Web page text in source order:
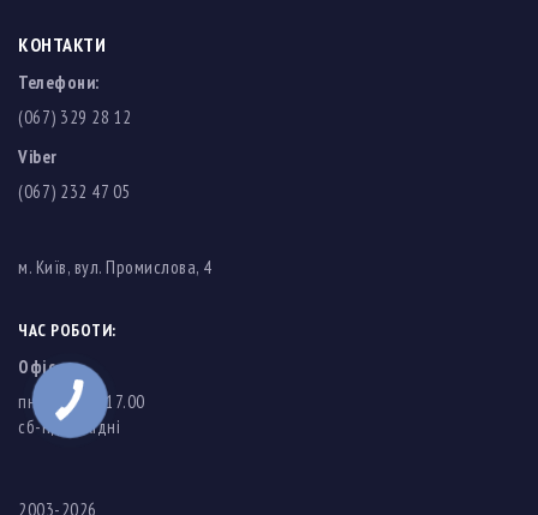
КОНТАКТИ
Телефони:
(067) 329 28 12
Viber
(067) 232 47 05
м. Київ, вул. Промислова, 4
ЧАС РОБОТИ:
Офіс
пн-пт: 8.00-17.00
cб-нд: вихідні
2003-2026